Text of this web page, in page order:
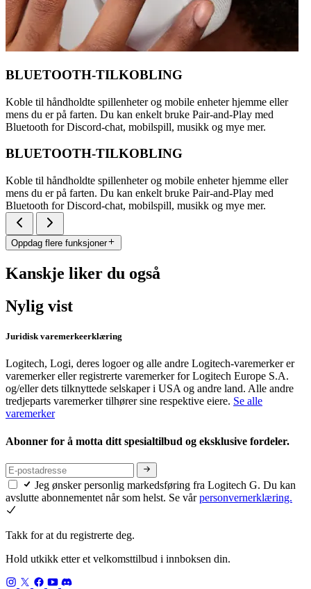
BLUETOOTH-TILKOBLING
Koble til håndholdte spillenheter og mobile enheter hjemme eller
mens du er på farten. Du kan enkelt bruke Pair-and-Play med
Bluetooth for Discord-chat, mobilspill, musikk og mye mer.
BLUETOOTH-TILKOBLING
Koble til håndholdte spillenheter og mobile enheter hjemme eller
mens du er på farten. Du kan enkelt bruke Pair-and-Play med
Bluetooth for Discord-chat, mobilspill, musikk og mye mer.
Oppdag flere funksjoner
Kanskje liker du også
Nylig vist
Juridisk varemerkeerklæring
Logitech, Logi, deres logoer og alle andre Logitech-varemerker er
varemerker eller registrerte varemerker for Logitech Europe S.A.
og/eller dets tilknyttede selskaper i USA og andre land. Alle andre
tredjeparts varemerker tilhører sine respektive eiere. Se alle
varemerker
Abonner for å motta ditt spesialtilbud og eksklusive fordeler.
Jeg ønsker personlig markedsføring fra Logitech G. Du kan
avslutte abonnementet når som helst. Se vårpersonvernerklæring.
Takk for at du registrerte deg.
Hold utkikk etter et velkomsttilbud i innboksen din.